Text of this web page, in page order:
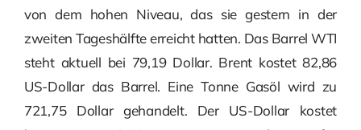
von dem hohen Niveau, das sie gestern in der
zweiten Tageshälfte erreicht hatten. Das Barrel WTI
steht aktuell bei 79,19 Dollar. Brent kostet 82,86
US-Dollar das Barrel. Eine Tonne Gasöl wird zu
721,75 Dollar gehandelt. Der US-Dollar kostet